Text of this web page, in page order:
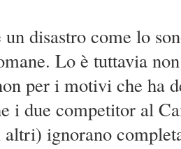
disastro come lo
Lo è tuttavia
per i motivi che ha
i due competitor al
ignorano